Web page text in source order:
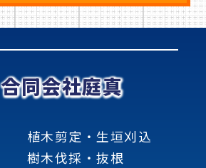
合同会社庭真
植木剪定・生垣刈込
樹木伐採・抜根